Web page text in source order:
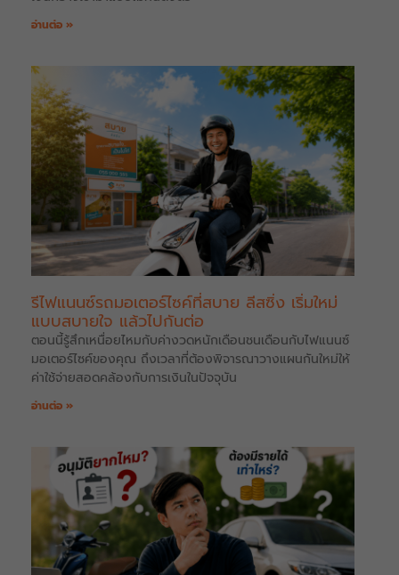
อ่านต่อ »
รีไฟแนนซ์รถมอเตอร์ไซค์ที่สบาย ลีสซิ่ง เริ่มใหม่
แบบสบายใจ แล้วไปกันต่อ
ตอนนี้รู้สึกเหนื่อยไหมกับค่างวดหนักเดือนชนเดือนกับไฟแนนซ์
มอเตอร์ไซค์ของคุณ ถึงเวลาที่ต้องพิจารณาวางแผนกันใหม่ให้
ค่าใช้จ่ายสอดคล้องกับการเงินในปัจจุบัน
อ่านต่อ »